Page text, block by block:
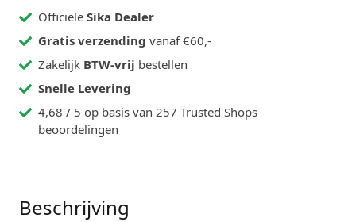
Officiële Sika Dealer
Gratis verzending vanaf €60,-
Zakelijk BTW-vrij bestellen
Snelle Levering
4,68 / 5 op basis van 257 Trusted Shops
beoordelingen
Beschrijving